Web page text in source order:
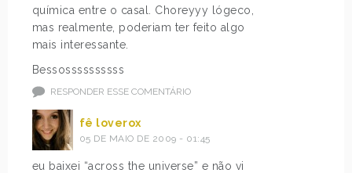
química entre o casal. Choreyyy lógeco,
mas realmente, poderiam ter feito algo
mais interessante.
Bessossssssssss
RESPONDER ESSE COMENTÁRIO
fê loverox
05 DE MAIO DE 2009 - 01:45
eu baixei “across the universe” e não vi